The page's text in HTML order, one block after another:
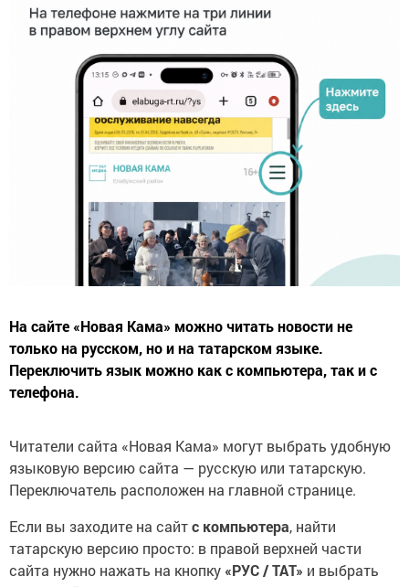
На сайте «Новая Кама» можно читать новости не
только на русском, но и на татарском языке.
Переключить язык можно как с компьютера, так и с
телефона.
Читатели сайта «Новая Кама» могут выбрать удобную
языковую версию сайта — русскую или татарскую.
Переключатель расположен на главной странице.
Если вы заходите на сайтс компьютера, найти
татарскую версию просто: в правой верхней части
сайта нужно нажать на кнопку «РУС / ТАТ» и выбрать